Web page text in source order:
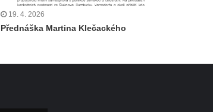
19. 4. 2026
Přednáška Martina Klečackého